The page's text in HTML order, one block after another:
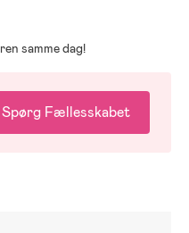
samme dag!
Spørg Fællesskabet